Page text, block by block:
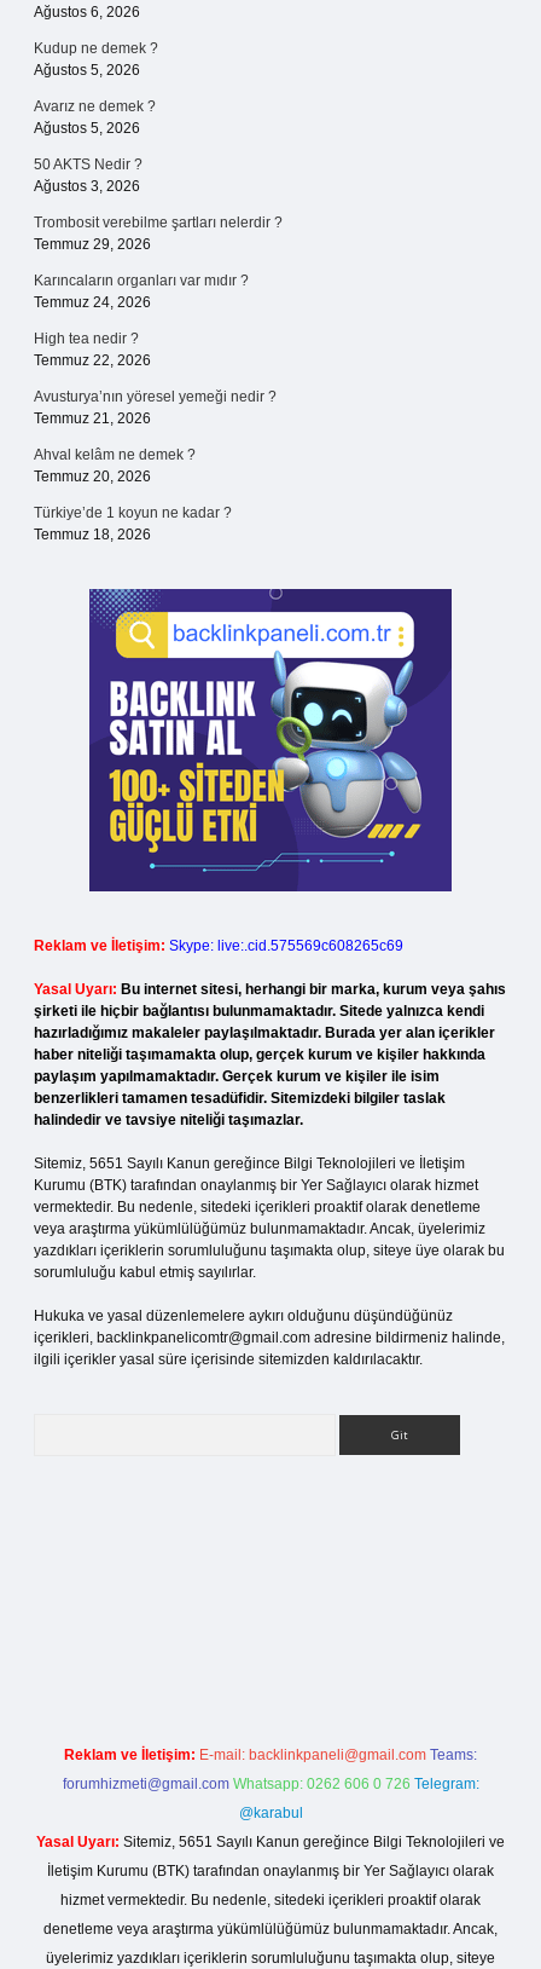
Ağustos 6, 2026
Kudup ne demek ?
Ağustos 5, 2026
Avarız ne demek ?
Ağustos 5, 2026
50 AKTS Nedir ?
Ağustos 3, 2026
Trombosit verebilme şartları nelerdir ?
Temmuz 29, 2026
Karıncaların organları var mıdır ?
Temmuz 24, 2026
High tea nedir ?
Temmuz 22, 2026
Avusturya’nın yöresel yemeği nedir ?
Temmuz 21, 2026
Ahval kelâm ne demek ?
Temmuz 20, 2026
Türkiye’de 1 koyun ne kadar ?
Temmuz 18, 2026
Reklam ve İletişim: Skype: live:.cid.575569c608265c69
Yasal Uyarı: Bu internet sitesi, herhangi bir marka, kurum veya şahıs
şirketi ile hiçbir bağlantısı bulunmamaktadır. Sitede yalnızca kendi
hazırladığımız makaleler paylaşılmaktadır. Burada yer alan içerikler
haber niteliği taşımamakta olup, gerçek kurum ve kişiler hakkında
paylaşım yapılmamaktadır. Gerçek kurum ve kişiler ile isim
benzerlikleri tamamen tesadüfidir. Sitemizdeki bilgiler taslak
halindedir ve tavsiye niteliği taşımazlar.
Sitemiz, 5651 Sayılı Kanun gereğince Bilgi Teknolojileri ve İletişim
Kurumu (BTK) tarafından onaylanmış bir Yer Sağlayıcı olarak hizmet
vermektedir. Bu nedenle, sitedeki içerikleri proaktif olarak denetleme
veya araştırma yükümlülüğümüz bulunmamaktadır. Ancak, üyelerimiz
yazdıkları içeriklerin sorumluluğunu taşımakta olup, siteye üye olarak bu
sorumluluğu kabul etmiş sayılırlar.
Hukuka ve yasal düzenlemelere aykırı olduğunu düşündüğünüz
içerikleri, backlinkpanelicomtr@gmail.com adresine bildirmeniz halinde,
ilgili içerikler yasal süre içerisinde sitemizden kaldırılacaktır.
Reklam ve İletişim: E-mail: backlinkpaneli@gmail.com Teams:
forumhizmeti@gmail.com Whatsapp: 0262 606 0 726 Telegram:
@karabul
Yasal Uyarı: Sitemiz, 5651 Sayılı Kanun gereğince Bilgi Teknolojileri ve
İletişim Kurumu (BTK) tarafından onaylanmış bir Yer Sağlayıcı olarak
hizmet vermektedir. Bu nedenle, sitedeki içerikleri proaktif olarak
denetleme veya araştırma yükümlülüğümüz bulunmamaktadır. Ancak,
üyelerimiz yazdıkları içeriklerin sorumluluğunu taşımakta olup, siteye